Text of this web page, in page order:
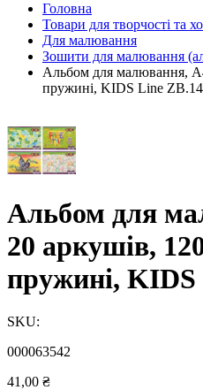
Головна
Товари для творчості та
Для малювання
Зошити для малювання
Альбом для малювання,
пружині, KIDS Line
Альбом для
20 аркушів,
пружині,
SKU:
000063542
41,00 ₴